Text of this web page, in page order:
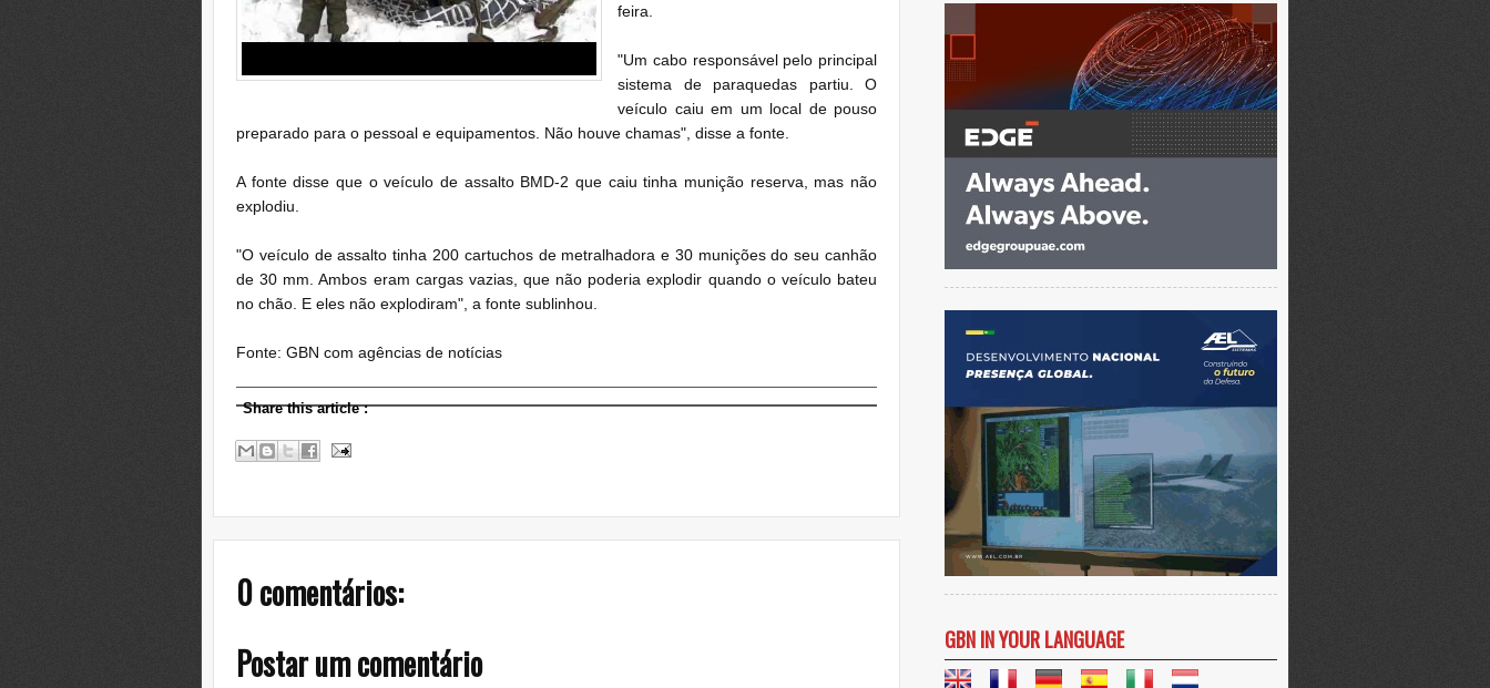
feira.
"Um cabo responsável pelo principal
sistema de paraquedas partiu. O
veículo caiu em um local de pouso
preparado para o pessoal e equipamentos. Não houve chamas", disse a fonte.
A fonte disse que o veículo de assalto BMD-2 que caiu tinha munição reserva, mas não
explodiu.
"O veículo de assalto tinha 200 cartuchos de metralhadora e 30 munições do seu canhão
de 30 mm. Ambos eram cargas vazias, que não poderia explodir quando o veículo bateu
no chão. E eles não explodiram", a fonte sublinhou.
Fonte: GBN com agências de notícias
Share this article:
0 comentários:
Postar um comentário
GBN IN YOUR LANGUAGE